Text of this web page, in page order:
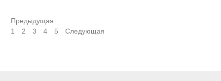
Предыдущая
1
2 3 4 5 Следующая